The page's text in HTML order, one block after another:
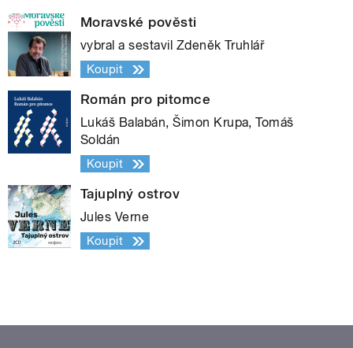
Moravské pověsti
vybral a sestavil Zdeněk Truhlář
Koupit
Román pro pitomce
Lukáš Balabán, Šimon Krupa, Tomáš
Soldán
Koupit
Tajuplný ostrov
Jules Verne
Koupit